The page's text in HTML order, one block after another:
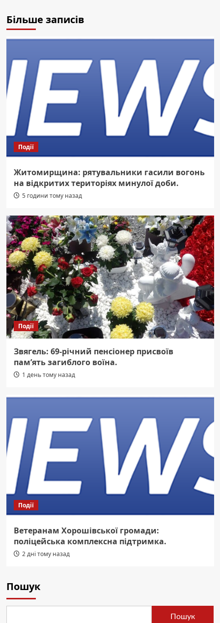
Більше записів
Події
Житомирщина: рятувальники гасили вогонь
на відкритих територіях минулої доби.
5 години тому назад
Події
Звягель: 69-річний пенсіонер присвоїв
пам’ять загиблого воїна.
1 день тому назад
Події
Ветеранам Хорошівської громади:
поліцейська комплексна підтримка.
2 дні тому назад
Пошук
Пошук